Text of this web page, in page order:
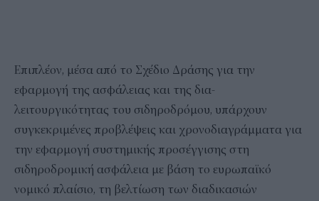
Επιπλέον, μέσα από το Σχέδιο Δράσης για την
εφαρμογή της ασφάλειας και της δια-
λειτουργικότητας του σιδηροδρόμου, υπάρχουν
συγκεκριμένες προβλέψεις και χρονοδιαγράμματα για
την εφαρμογή συστημικής προσέγγισης στη
σιδηροδρομική ασφάλεια με βάση το ευρωπαϊκό
νομικό πλαίσιο, τη βελτίωση των διαδικασιών